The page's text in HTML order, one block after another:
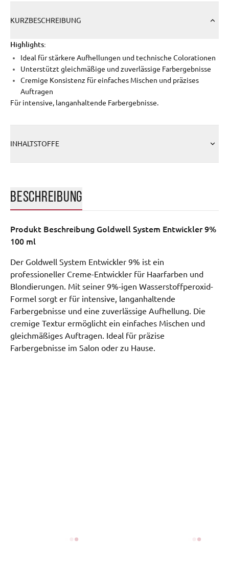
KURZBESCHREIBUNG
Highlights:
Ideal für stärkere Aufhellungen und technische Colorationen
Unterstützt gleichmäßige und zuverlässige Farbergebnisse
Cremige Konsistenz für einfaches Mischen und präzises
Auftragen
Für intensive, langanhaltende Farbergebnisse.
INHALTSTOFFE
BESCHREIBUNG
Produkt Beschreibung Goldwell System Entwickler 9%
100 ml
Der Goldwell System Entwickler 9% ist ein
professioneller Creme-Entwickler für Haarfarben und
Blondierungen. Mit seiner 9%-igen Wasserstoffperoxid-
Formel sorgt er für intensive, langanhaltende
Farbergebnisse und eine zuverlässige Aufhellung. Die
cremige Textur ermöglicht ein einfaches Mischen und
gleichmäßiges Auftragen. Ideal für präzise
Farbergebnisse im Salon oder zu Hause.